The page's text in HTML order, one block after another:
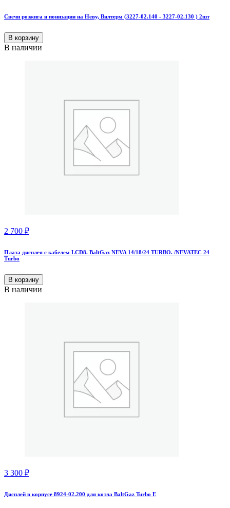
Свечи розжига и ионизации на Неву, Вилтерм (3227-02.140 - 3227-02.130 ) 2шт
В корзину
В наличии
2 700 ₽
Плата дисплея с кабелем LCD8. BaltGaz NEVA 14/18/24 TURBO. /NEVATEC 24
Тurbo
В корзину
В наличии
3 300 ₽
Дисплей в корпусе 8924-02.200 для котла BaltGaz Turbo E